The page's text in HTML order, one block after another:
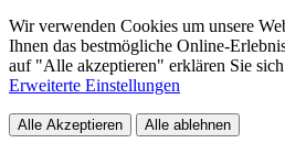
Wir verwenden Cookies um unsere
Ihnen das bestmögliche Online-
auf "Alle akzeptieren" erklären Sie
Erweiterte Einstellungen
Alle Akzeptieren Alle ablehnen